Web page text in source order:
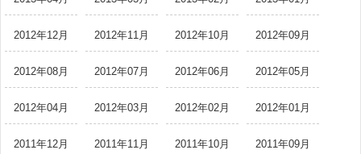
2012年12月 2012年11月 2012年10月 2012年09月
2012年08月 2012年07月 2012年06月 2012年05月
2012年04月 2012年03月 2012年02月 2012年01月
2011年12月 2011年11月 2011年10月 2011年09月